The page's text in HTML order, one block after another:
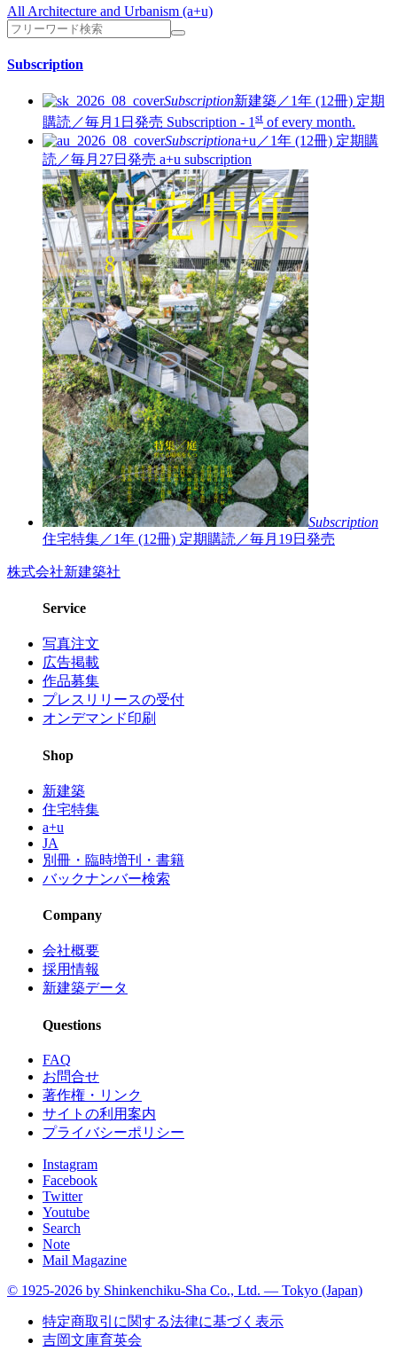
All Architecture and Urbanism (a+u)
Subscription
Subscription新建築／1年 (12冊) 定期
購読／毎月1日発売 Subscription - 1 st of every month.
Subscriptiona+u／1年 (12冊) 定期購
読／毎月27日発売 a+u subscription
Subscription
住宅特集／1年 (12冊) 定期購読／毎月19日発売
株式会社新建築社
Service
写真注文
広告掲載
作品募集
プレスリリースの受付
オンデマンド印刷
Shop
新建築
住宅特集
a+u
JA
別冊・臨時増刊・書籍
バックナンバー検索
Company
会社概要
採用情報
新建築データ
Questions
FAQ
お問合せ
著作権・リンク
サイトの利用案内
プライバシーポリシー
Instagram
Facebook
Twitter
Youtube
Search
Note
Mail Magazine
© 1925-2026 by Shinkenchiku-Sha Co., Ltd. — Tokyo (Japan)
特定商取引に関する法律に基づく表示
吉岡文庫育英会